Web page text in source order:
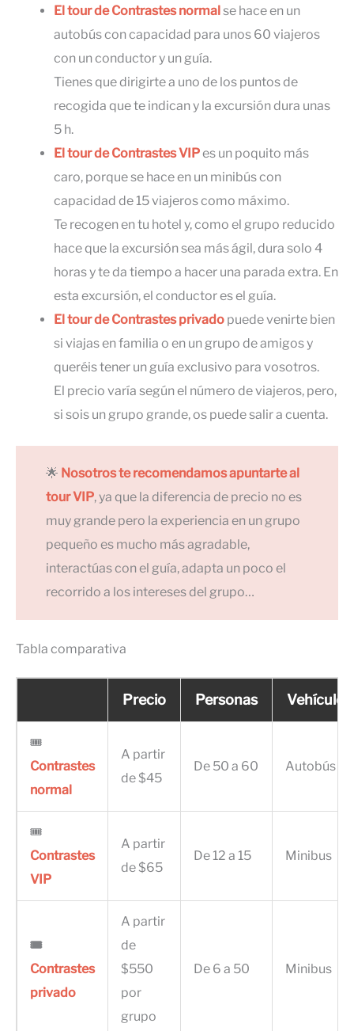
El tour de Contrastes normalse hace en un
autobús con capacidad para unos 60 viajeros
con un conductor y un guía.
Tienes que dirigirte a uno de los puntos de
recogida que te indican y la excursión dura unas
5 h.
El tour de Contrastes VIPes un poquito más
caro, porque se hace en un minibús con
capacidad de 15 viajeros como máximo.
Te recogen en tu hotel y, como el grupo reducido
hace que la excursión sea más ágil, dura solo 4
horas y te da tiempo a hacer una parada extra. En
esta excursión, el conductor es el guía.
El tour de Contrastes privado puede venirte bien
si viajas en familia o en un grupo de amigos y
queréis tener un guía exclusivo para vosotros.
El precio varía según el número de viajeros, pero,
si sois un grupo grande, os puede salir a cuenta.
🌟 Nosotros te recomendamos apuntarte al
tour VIP, ya que la diferencia de precio no es
muy grande pero la experiencia en un grupo
pequeño es mucho más agradable,
interactúas con el guía, adapta un poco el
recorrido a los intereses del grupo…
Tabla comparativa
Precio Personas Vehículo
🎟
Contrastes
normal
A partir
de $45
De 50 a 60 Autobús
🎟
Contrastes
VIP
A partir
de $65
De 12 a 15 Minibus
🎟
Contrastes
privado
A partir
de
$550
por
grupo
De 6 a 50 Minibus